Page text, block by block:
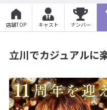
店舗TOP キャスト ナンバー
立川でカジュアルに